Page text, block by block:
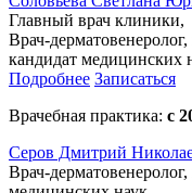
Главный врач клиники,
Врач-
кандидат медицинских
Подробнее Записаться
Врачебная практика: с
Серов Дмитрий
Врач-